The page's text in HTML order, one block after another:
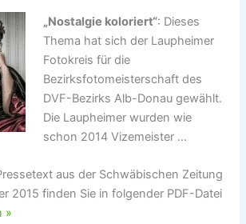
„Nostalgie koloriert“: Dieses
Thema hat sich der Laupheimer
Fotokreis für die
Bezirksfotomeisterschaft des
DVF-Bezirks Alb-Donau gewählt.
Die Laupheimer wurden wie
schon 2014 Vizemeister …
aus der Schwäbischen Zeitung
2015 finden Sie in folgender PDF-Datei
»